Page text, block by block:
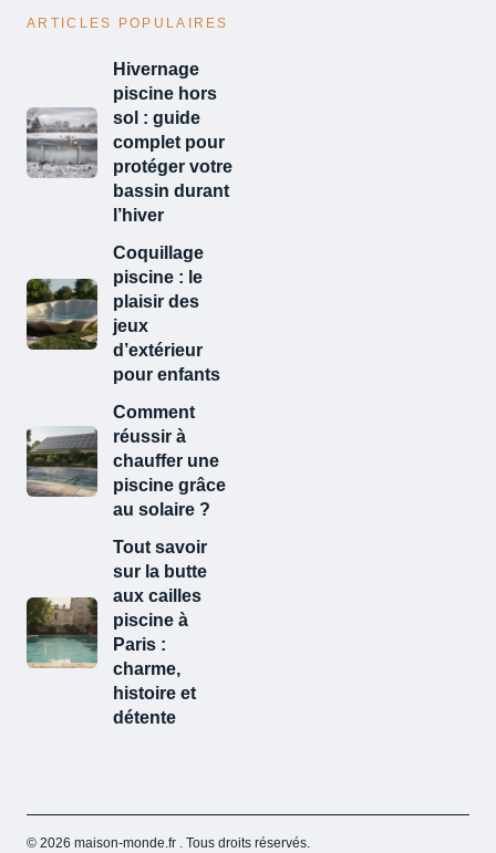
ARTICLES POPULAIRES
Hivernage
piscine hors
sol : guide
complet pour
protéger votre
bassin durant
l’hiver
Coquillage
piscine : le
plaisir des
jeux
d’extérieur
pour enfants
Comment
réussir à
chauffer une
piscine grâce
au solaire ?
Tout savoir
sur la butte
aux cailles
piscine​ à
Paris :
charme,
histoire et
détente
© 2026 maison-monde.fr . Tous droits réservés.